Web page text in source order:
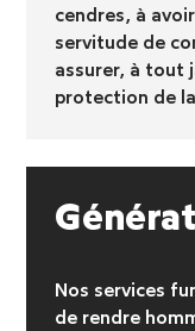
cendres, à
servitude de
assurer, à tout
protection de
Nos services
de rendre